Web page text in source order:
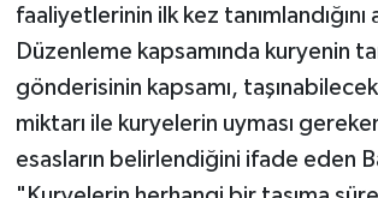
faaliyetlerinin ilk kez tanımlandığını
Düzenleme kapsamında kuryenin
gönderisinin kapsamı,
miktarı ile kuryelerin uyması
esasların belirlendiğini ifade eden